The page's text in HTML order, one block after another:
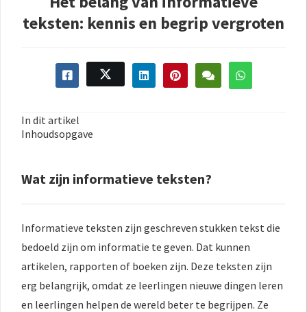
teksten: kennis en begrip vergroten
In dit artikel
Inhoudsopgave
Wat zijn informatieve teksten?
Informatieve teksten zijn geschreven stukken tekst die
bedoeld zijn om informatie te geven. Dat kunnen
artikelen, rapporten of boeken zijn. Deze teksten zijn
erg belangrijk, omdat ze leerlingen nieuwe dingen leren
en leerlingen helpen de wereld beter te begrijpen. Ze